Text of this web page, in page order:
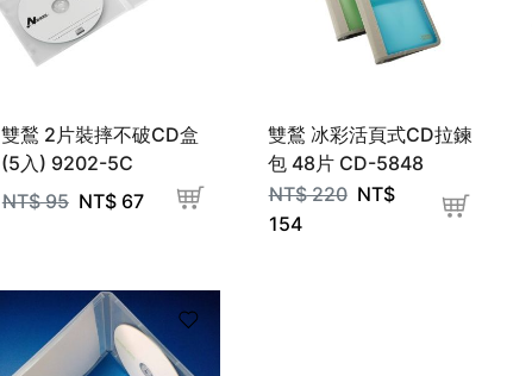
雙鶖 2片裝摔不破CD盒
(5入) 9202-5C
NT$95 NT$67
雙鶖 冰彩活頁式CD拉鍊
包 48片 CD-5848
NT$220 NT$
154